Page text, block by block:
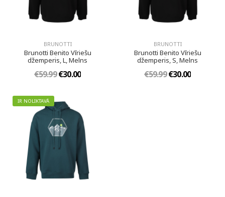
BRUNOTTI
Brunotti Benito Vīriešu
džemperis, L, Melns
€59.99€30.00
BRUNOTTI
Brunotti Benito Vīriešu
džemperis, S, Melns
€59.99€30.00
IR NOLIKTAVĀ